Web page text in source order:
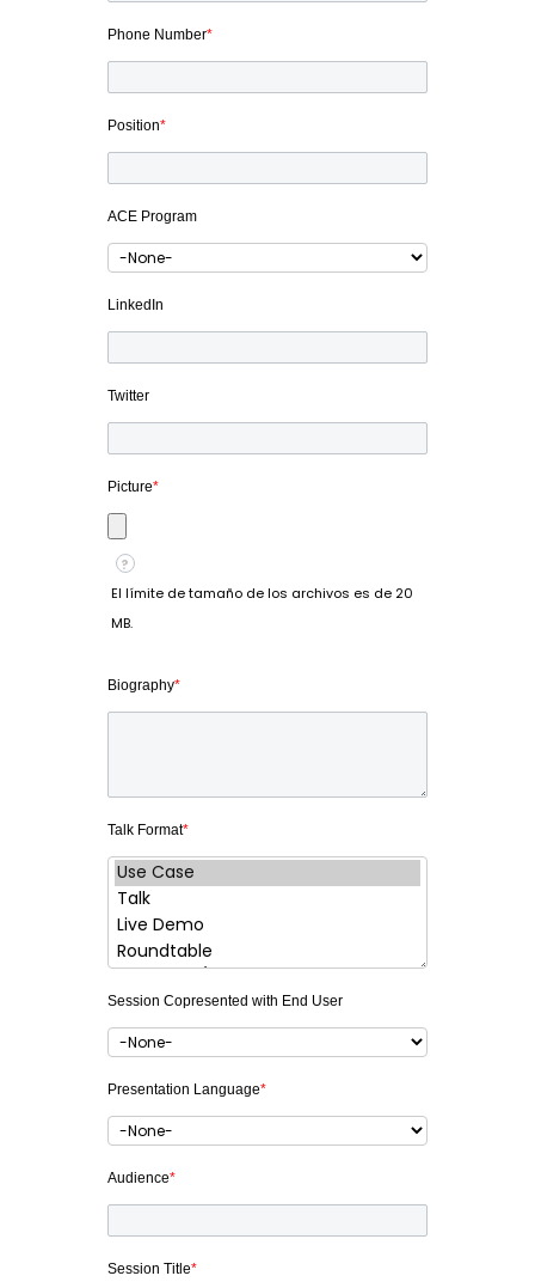
Phone Number*
Position*
ACE Program
LinkedIn
Twitter
Picture*
?
El límite de tamaño de los archivos es de 20
MB.
Biography*
Talk Format*
Session Copresented with End User
Presentation Language*
Audience*
Session Title*